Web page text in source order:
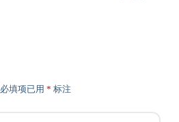
必填项已用 * 标注